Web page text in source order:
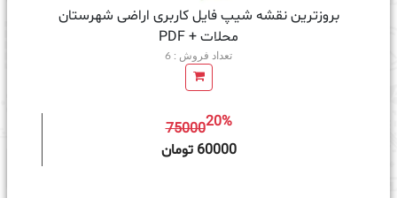
بروزترین نقشه شیپ فایل کاربری اراضی شهرستان
محلات + PDF
تعداد فروش : 6
7500020%
60000 تومان